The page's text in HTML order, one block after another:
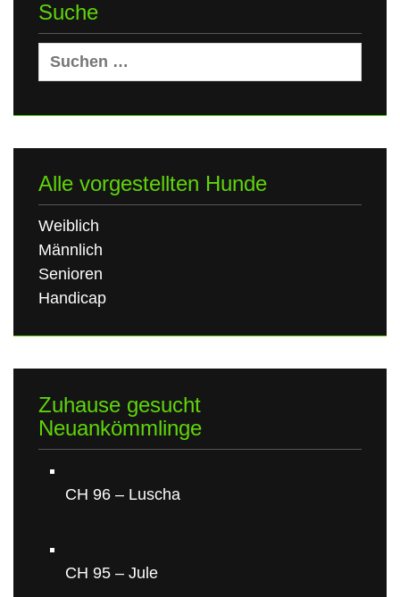
Suche
Suchen
nach:
Alle vorgestellten Hunde
Weiblich
Männlich
Senioren
Handicap
Zuhause gesucht
Neuankömmlinge
CH 96 – Luscha
CH 95 – Jule